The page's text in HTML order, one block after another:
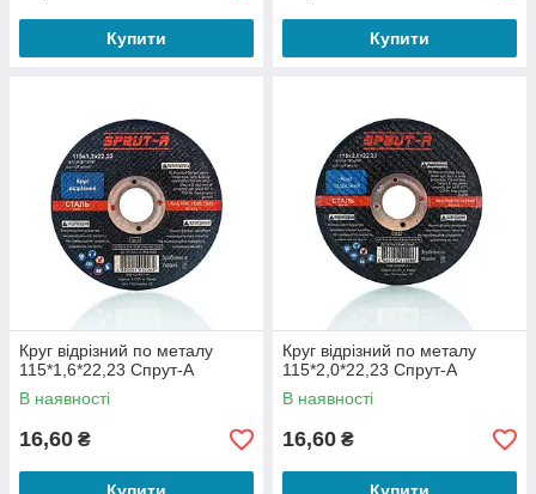
Купити Купити
Круг відрізний по металу
115*1,6*22,23 Спрут-А
В наявності
16,60 ₴
Круг відрізний по металу
115*2,0*22,23 Спрут-А
В наявності
16,60 ₴